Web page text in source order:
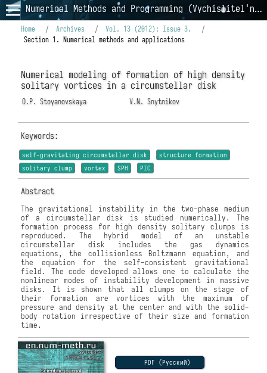
Numerical Methods and Programming (Vychislitel'nye Metody i Programmirovanie)
Home / Archives / Vol. 13 (2012): Issue 3.
/
Section 1. Numerical methods and applications
Numerical modeling of formation of high density
solitary vortices in a circumstellar disk
O.P. Stoyanovskaya V.N. Snytnikov
Keywords:
self-gravitating circumstellar disk
structure formation
solitary clump
vortex SPH PIC
Abstract
The gravitational instability in the two-phase medium
of a circumstellar disk is studied numerically. The
formation process for high density solitary clumps is
reproduced. The hybrid model of an unstable
circumstellar disk includes the gas dynamics
equations, the collisionless Boltzmann equation, and
the equation for the self-consistent gravitational
field. The code developed allows one to calculate the
nonlinear modes of instability development in massive
disks. It is shown that all clumps on the stage of
their formation are vortices with the maximum of
pressure and density at the center and with the solid-
body rotation irrespective of their size and formation
time.
PDF (Русский)